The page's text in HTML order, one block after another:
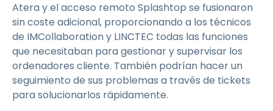
Atera y el acceso remoto Splashtop se fusionaron
sin coste adicional, proporcionando a los técnicos
de IMCollaboration y LINCTEC todas las funciones
que necesitaban para gestionar y supervisar los
ordenadores cliente. También podrían hacer un
seguimiento de sus problemas a través de tickets
para solucionarlos rápidamente.